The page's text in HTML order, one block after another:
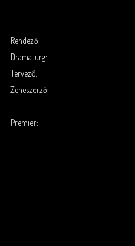
Rendező:
Dramaturg:
Tervező:
Zeneszerző:
Premier: